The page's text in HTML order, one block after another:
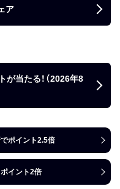
ア
当たる！（2026年8
ポイント2.5倍
イント2倍